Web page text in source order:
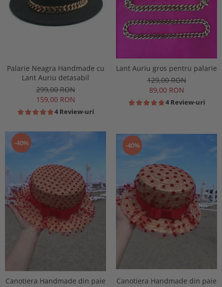
Palarie Neagra Handmade cu
Lant Auriu detasabil
299,00 RON
159,00 RON
4 Review-uri
Lant Auriu gros pentru palarie
129,00 RON
89,00 RON
4 Review-uri
-40%
Canotiera Handmade din paie
-40%
Canotiera Handmade din paie